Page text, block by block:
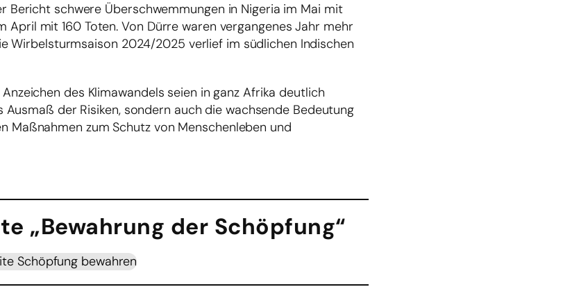
schwere Überschwemmungen in Nigeria im Mai mit
mit 160 Toten. Von Dürre waren vergangenes Jahr mehr
Wirbelsturmsaison 2024/2025 verlief im südlichen Indischen
des Klimawandels seien in ganz Afrika deutlich
der Risiken, sondern auch die wachsende Bedeutung
Maßnahmen zum Schutz von Menschenleben und
„Bewahrung der Schöpfung“
Schöpfung bewahren